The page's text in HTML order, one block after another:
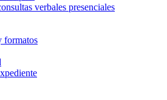
verbales presenciales
formatos